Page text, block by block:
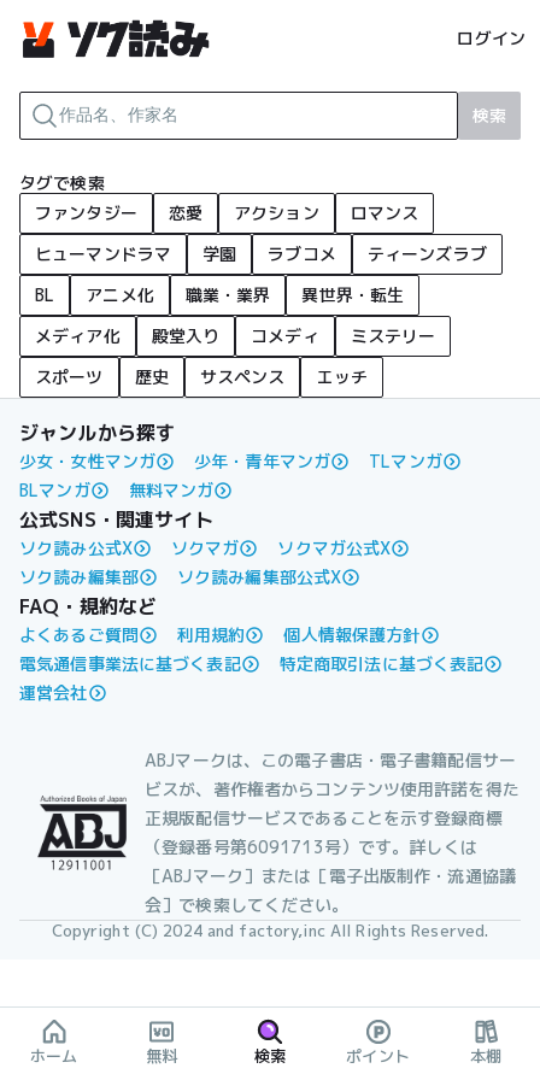
ログイン
検索
タグで検索
ファンタジー
恋愛 アクション
ロマンス
ヒューマンドラマ
学園 ラブコメ
ティーンズラブ
BL
アニメ化 職業・業界
異世界・転生
メディア化
殿堂入り コメディ
ミステリー
スポーツ
歴史 サスペンス エッチ
ジャンルから探す
少女・女性マンガ 少年・青年マンガ
TLマンガ
BLマンガ
無料マンガ
公式SNS・関連サイト
ソク読み公式X ソクマガ
ソクマガ公式X
ソク読み編集部
ソク読み編集部公式X
FAQ・規約など
よくあるご質問 利用規約
個人情報保護方針
電気通信事業法に基づく表記
特定商取引法に基づく表記
運営会社
ABJマークは、この電子書店・電子書籍配信サー
ビスが、著作権者からコンテンツ使用許諾を得た
正規版配信サービスであることを示す登録商標
（登録番号第6091713号）です。詳しくは
［ABJマーク］または［電子出版制作・流通協議
会］で検索してください。
Copyright (C) 2024 and factory,inc All Rights Reserved.
ホーム 無料 検索 ポイント 本棚